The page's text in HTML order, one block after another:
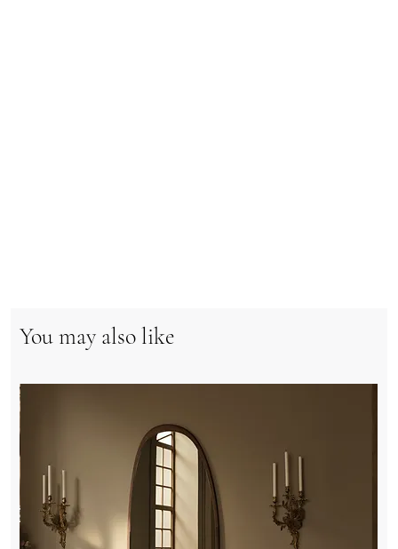
You may also like